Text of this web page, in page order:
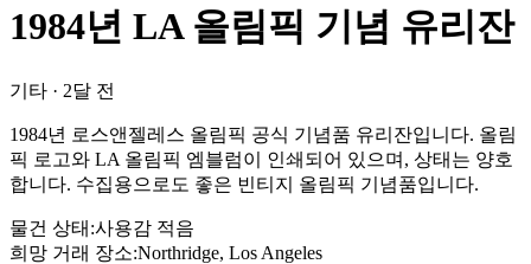
1984년 LA 올림픽 기념 유리잔
기타 · 2달 전
1984년 로스앤젤레스 올림픽 공식 기념품 유리잔입니다. 올림
픽 로고와 LA 올림픽 엠블럼이 인쇄되어 있으며, 상태는 양호
합니다. 수집용으로도 좋은 빈티지 올림픽 기념품입니다.
물건 상태 :사용감 적음
희망 거래 장소:Northridge, Los Angeles